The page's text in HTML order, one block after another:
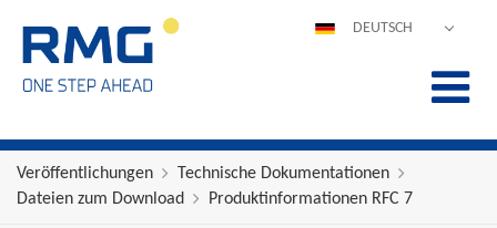
DEUTSCH
FRANÇAIS
ITALIANO
Veröffentlichungen
Technische Dokumentationen
Dateien zum Download
Produktinformationen RFC 7